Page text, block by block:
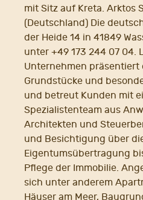
mit Sitz auf Kreta. Arktos
(Deutschland) Die
der Heide 14 in 41849
unter +49 173 244 07 04.
Unternehmen präsentiert
Grundstücke und
und betreut Kunden mit
Spezialistenteam aus
Architekten und
und Besichtigung über
Eigentumsübertragung
Pflege der Immobilie.
sich unter anderem
Häuser am Meer,